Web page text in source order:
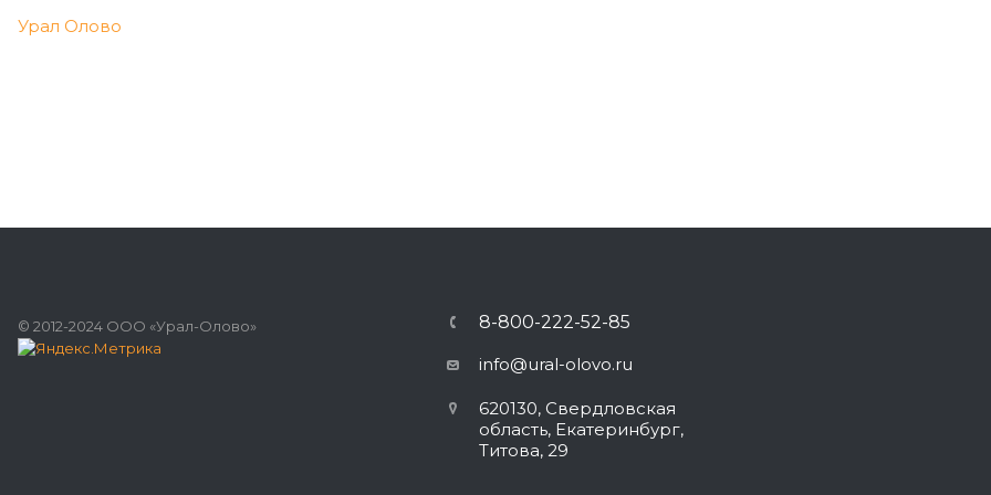
Урал Олово
© 2012-2024 ООО «Урал-Олово»
8-800-222-52-85
info@ural-olovo.ru
620130, Свердловская
область, Екатеринбург,
Титова, 29